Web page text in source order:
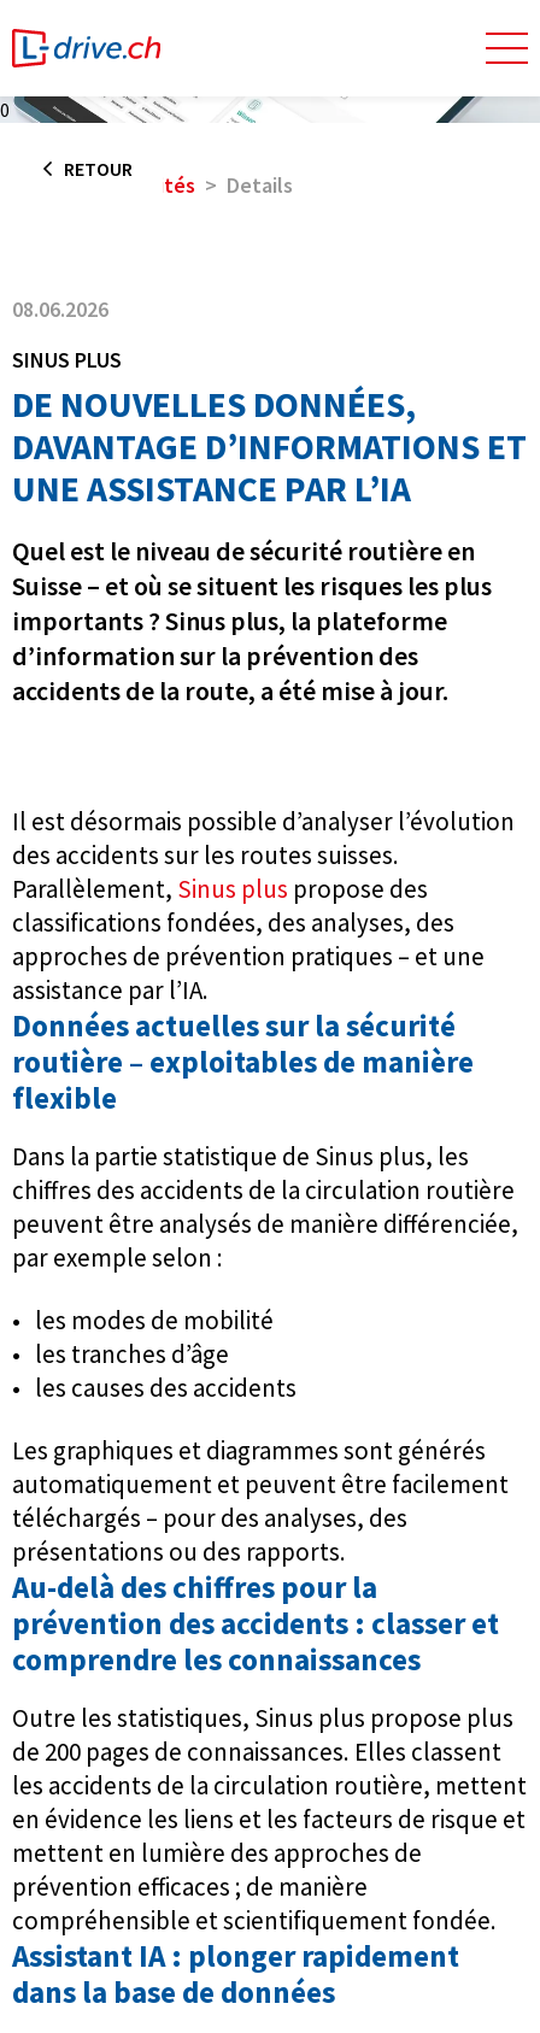
RETOUR
0
Home Actualités Details
08.06.2026
SINUS PLUS
DE NOUVELLES DONNÉES,
DAVANTAGE D’INFORMATIONS ET
UNE ASSISTANCE PAR L’IA
Quel est le niveau de sécurité routière en
Suisse – et où se situent les risques les plus
importants ? Sinus plus, la plateforme
d’information sur la prévention des
accidents de la route, a été mise à jour.
Il est désormais possible d’analyser l’évolution
des accidents sur les routes suisses.
Parallèlement, Sinus plus propose des
classifications fondées, des analyses, des
approches de prévention pratiques – et une
assistance par l’IA.
Données actuelles sur la sécurité
routière – exploitables de manière
flexible
Dans la partie statistique de Sinus plus, les
chiffres des accidents de la circulation routière
peuvent être analysés de manière différenciée,
par exemple selon :
• les modes de mobilité
• les tranches d’âge
• les causes des accidents
Les graphiques et diagrammes sont générés
automatiquement et peuvent être facilement
téléchargés – pour des analyses, des
présentations ou des rapports.
Au-delà des chiffres pour la
prévention des accidents : classer et
comprendre les connaissances
Outre les statistiques, Sinus plus propose plus
de 200 pages de connaissances. Elles classent
les accidents de la circulation routière, mettent
en évidence les liens et les facteurs de risque et
mettent en lumière des approches de
prévention efficaces ; de manière
compréhensible et scientifiquement fondée.
Assistant IA : plonger rapidement
dans la base de données